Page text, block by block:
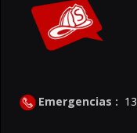
Emergencias :